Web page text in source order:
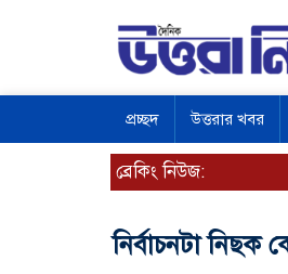
প্রচ্ছদ উত্তরার খবর
ব্রেকিং নিউজ:
নির্বাচনটা